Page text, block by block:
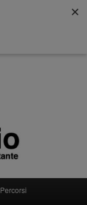
Cerca
Percorsi